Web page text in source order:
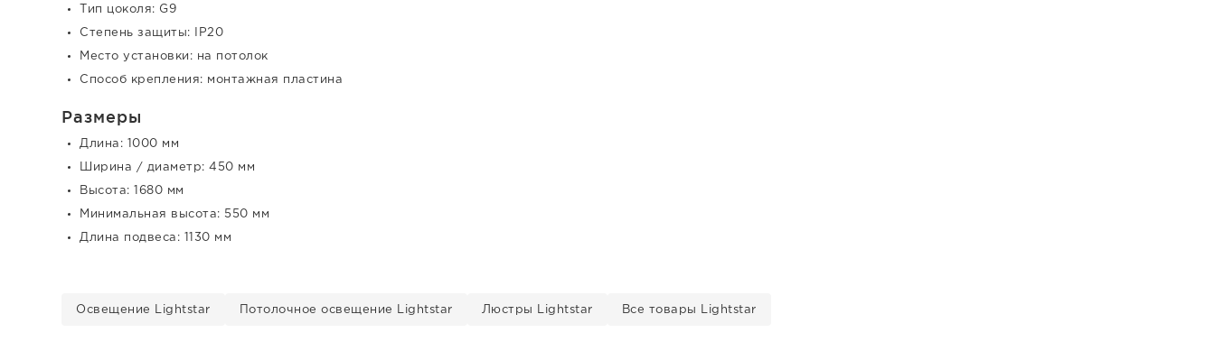
Тип цоколя: G9
Степень защиты: IP20
Место установки: на потолок
Способ крепления: монтажная пластина
Размеры
Длина: 1000 мм
Ширина / диаметр: 450 мм
Высота: 1680 мм
Минимальная высота: 550 мм
Длина подвеса: 1130 мм
Освещение Lightstar Потолочное освещение Lightstar Люстры Lightstar Все товары Lightstar